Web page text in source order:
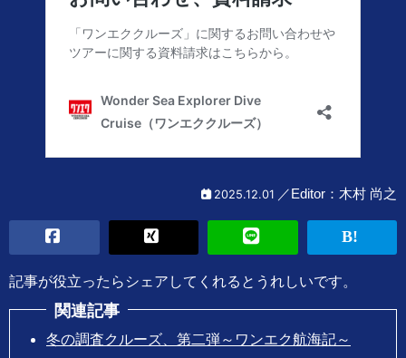
2025.12.01 木村 尚之
記事が役立ったらシェアしてくれるとうれしいです。
関連記事
冬の調査クルーズ、第二弾～ワンエク航海記～